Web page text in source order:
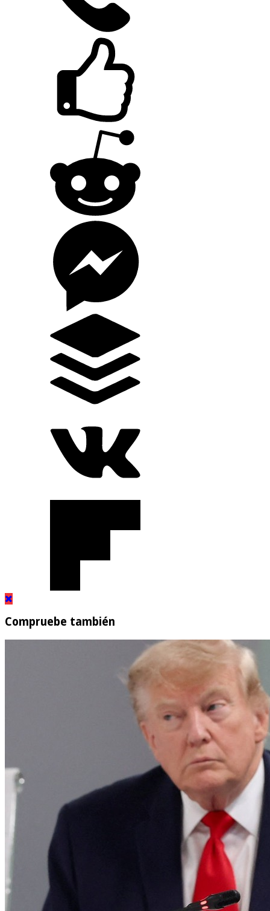
Compruebe también